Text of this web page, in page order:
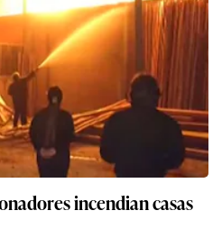
incendian casas